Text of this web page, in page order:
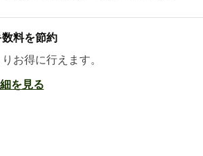
料を節約
お得に行えます。
を見る